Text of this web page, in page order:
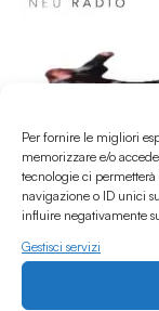
Per fornire le migliori
memorizzare e/o
tecnologie ci
navigazione o ID unici
influire negativamente
Gestisci servizi